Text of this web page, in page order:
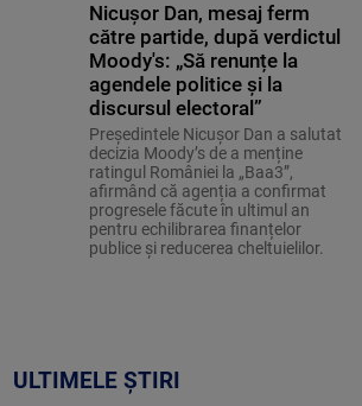
Nicușor Dan, mesaj ferm
către partide, după verdictul
Moody's: „Să renunțe la
agendele politice şi la
discursul electoral”
Președintele Nicușor Dan a salutat
decizia Moody’s de a menține
ratingul României la „Baa3”,
afirmând că agenția a confirmat
progresele făcute în ultimul an
pentru echilibrarea finanțelor
publice și reducerea cheltuielilor.
ULTIMELE ȘTIRI